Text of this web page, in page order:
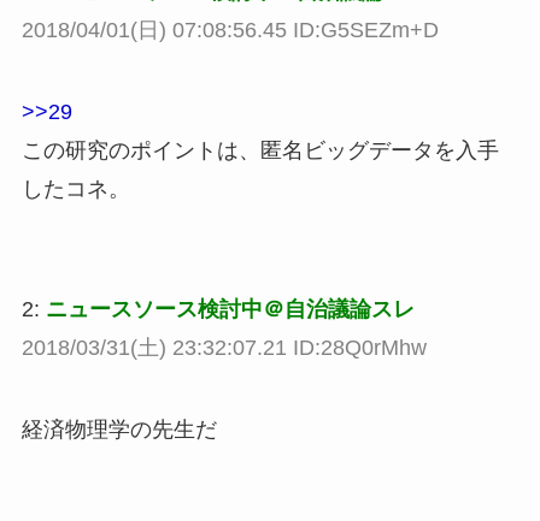
2018/04/01(日) 07:08:56.45 ID:G5SEZm+D
>>29
この研究のポイントは、匿名ビッグデータを入手
したコネ。
2: ニュースソース検討中＠自治議論スレ
2018/03/31(土) 23:32:07.21 ID:28Q0rMhw
経済物理学の先生だ